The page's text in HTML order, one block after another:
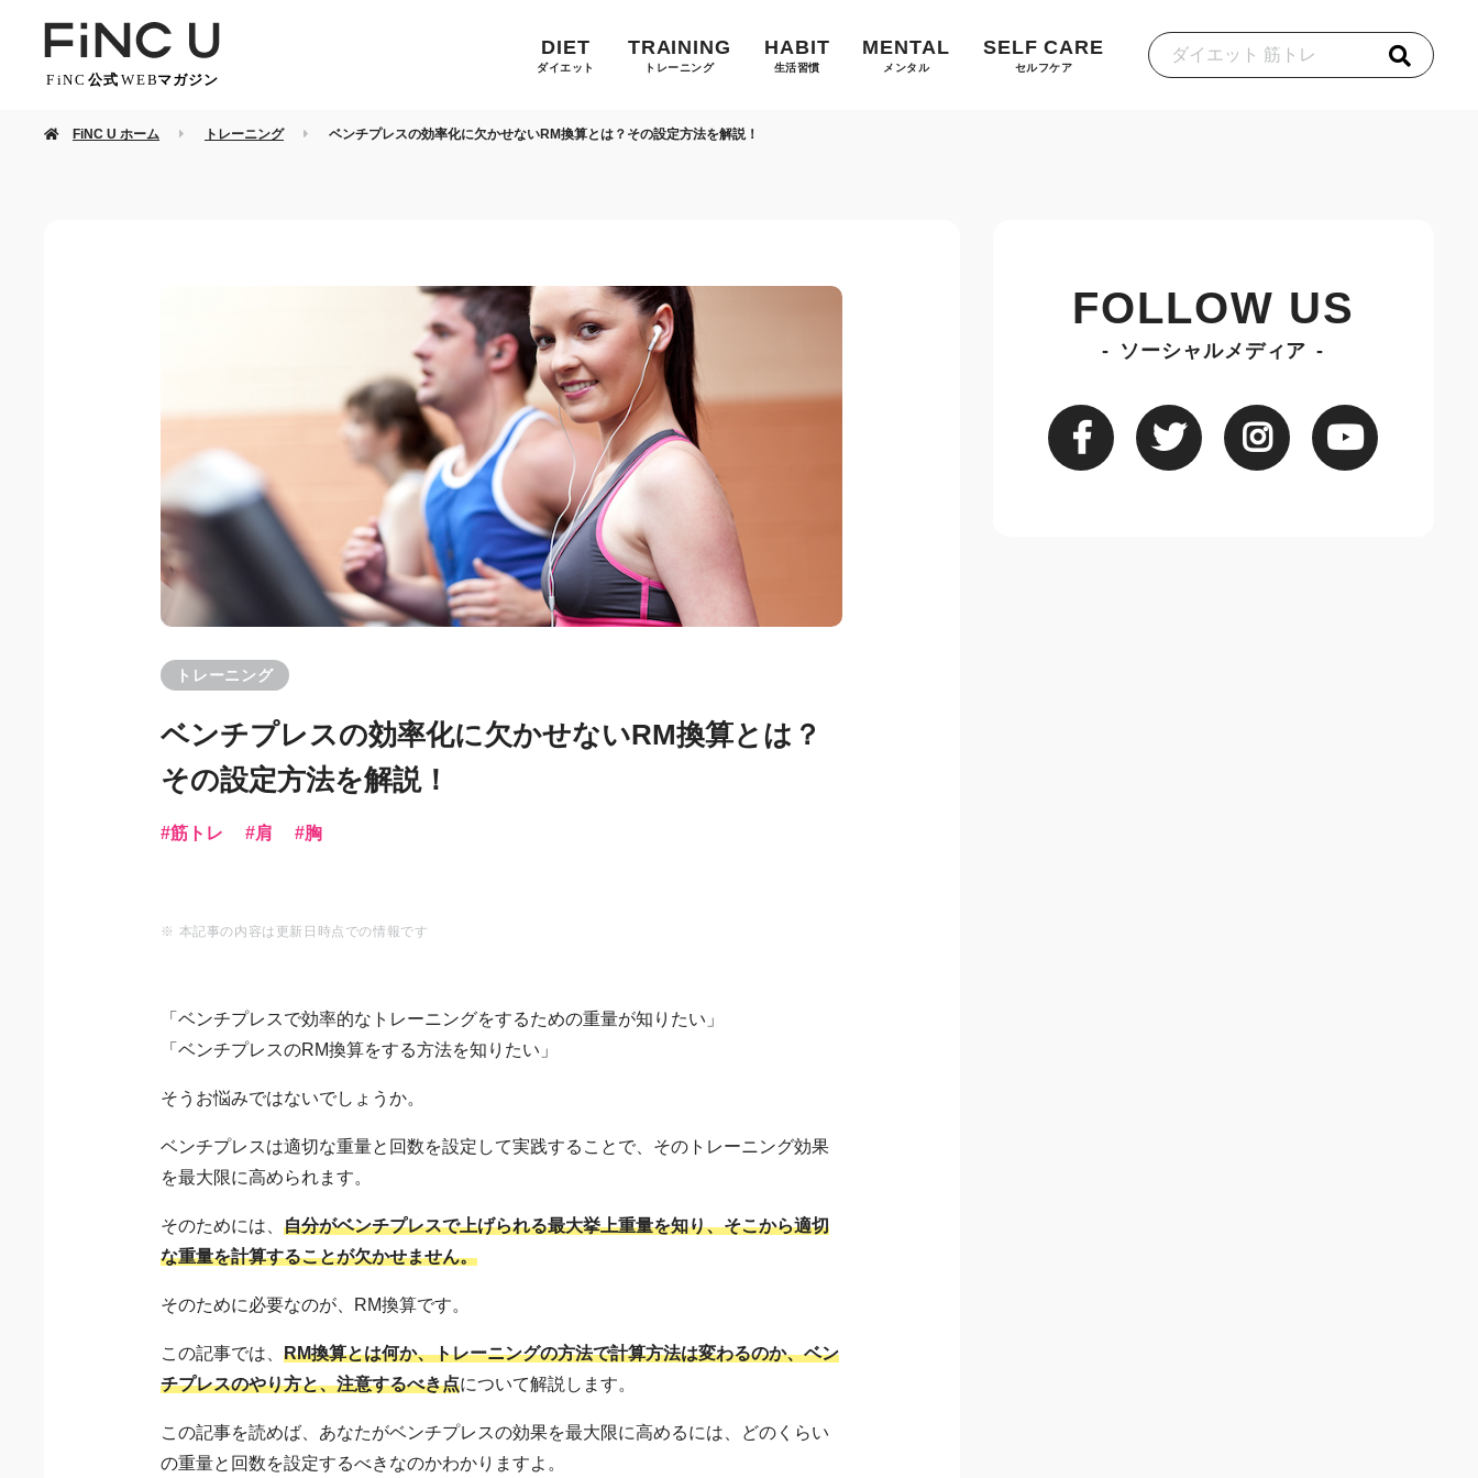
DIET
ダイエット
TRAINING
トレーニング
HABIT
生活習慣
MENTAL
メンタル
SELF CARE
セルフケア
FiNC U ホーム トレーニング ベンチプレスの効率化に欠かせないRM換算とは？その設定方法を解説！
トレーニング
ベンチプレスの効率化に欠かせないRM換算とは？
その設定方法を解説！
筋トレ 肩 胸
※ 本記事の内容は更新日時点での情報です
「ベンチプレスで効率的なトレーニングをするための重量が知りたい」
「ベンチプレスのRM換算をする方法を知りたい」
そうお悩みではないでしょうか。
ベンチプレスは適切な重量と回数を設定して実践することで、そのトレーニング効果
を最大限に高められます。
そのためには、自分がベンチプレスで上げられる最大挙上重量を知り、そこから適切
な重量を計算することが欠かせません。
そのために必要なのが、RM換算です。
この記事では、RM換算とは何か、トレーニングの方法で計算方法は変わるのか、ベン
チプレスのやり方と、注意するべき点について解説します。
この記事を読めば、あなたがベンチプレスの効果を最大限に高めるには、どのくらい
の重量と回数を設定するべきなのかわかりますよ。
FOLLOW US
ソーシャルメディア